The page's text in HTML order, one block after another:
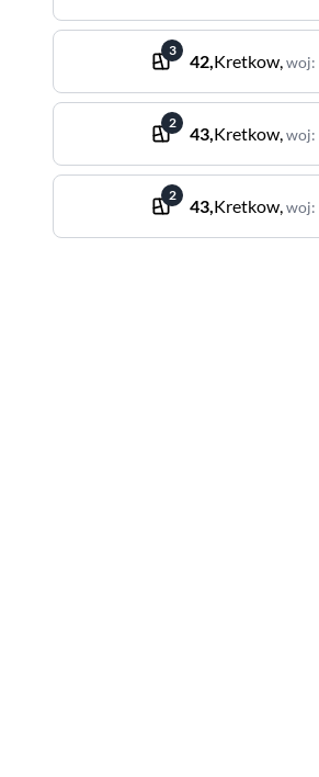
3
42,Kretkow,woj:
2
43,Kretkow,woj:
2
43,Kretkow,woj: